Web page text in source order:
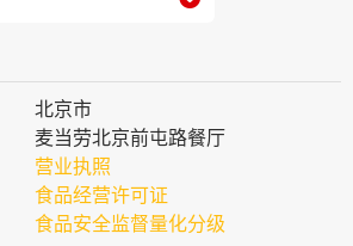
北京市
麦当劳北京前屯路餐厅
营业执照
食品经营许可证
食品安全监督量化分级